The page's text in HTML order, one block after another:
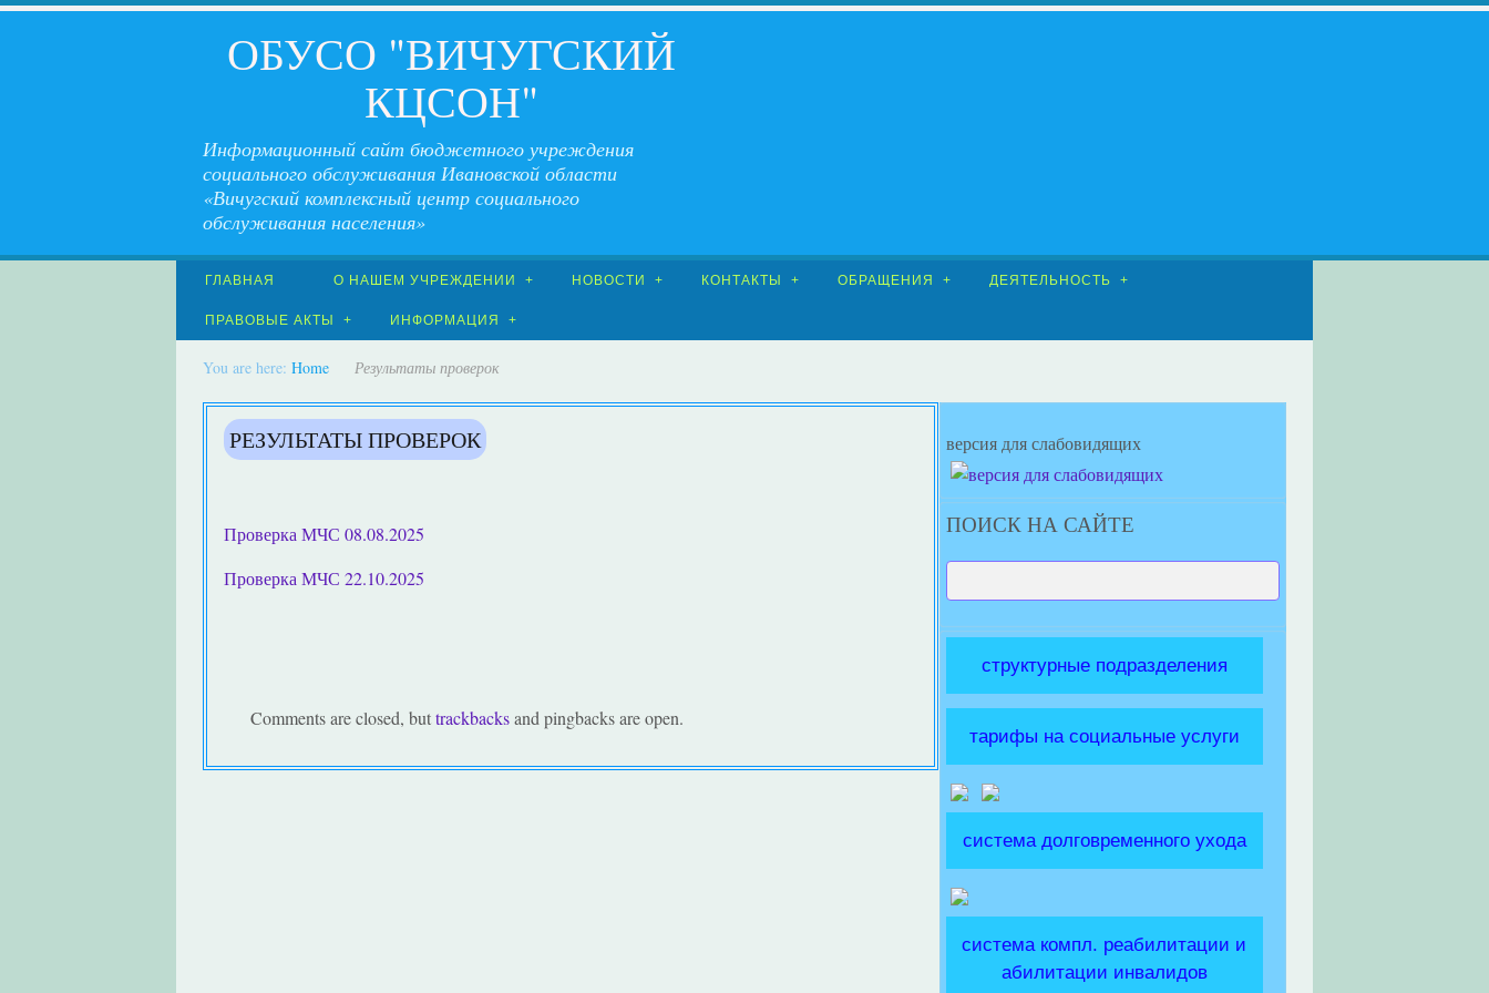
ОБУСО "ВИЧУГСКИЙ
КЦСОН"
Информационный сайт бюджетного учреждения
социального обслуживания Ивановской области
«Вичугский комплексный центр социального
обслуживания населения»
ГЛАВНАЯ О НАШЕМ УЧРЕЖДЕНИИ НОВОСТИ КОНТАКТЫ ОБРАЩЕНИЯ ДЕЯТЕЛЬНОСТЬ
ПРАВОВЫЕ АКТЫ ИНФОРМАЦИЯ
You are here: Home Результаты проверок
РЕЗУЛЬТАТЫ ПРОВЕРОК
Проверка МЧС 08.08.2025
Проверка МЧС 22.10.2025
Comments are closed, buttrackbacksand pingbacks are open.
версия для слабовидящих
ПОИСК НА САЙТЕ
структурные подразделения
тарифы на социальные услуги
система долговременного ухода
система компл. реабилитации и
абилитации инвалидов